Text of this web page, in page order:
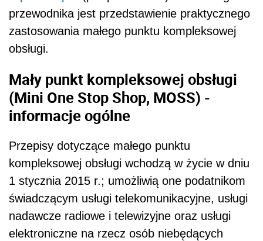
przewodnika jest przedstawienie praktycznego
zastosowania małego punktu kompleksowej
obsługi.
Mały punkt kompleksowej obsługi
(Mini One Stop Shop, MOSS) -
informacje ogólne
Przepisy dotyczące małego punktu
kompleksowej obsługi wchodzą w życie w dniu
1 stycznia 2015 r.; umożliwią one podatnikom
świadczącym usługi telekomunikacyjne, usługi
nadawcze radiowe i telewizyjne oraz usługi
elektroniczne na rzecz osób niebędących